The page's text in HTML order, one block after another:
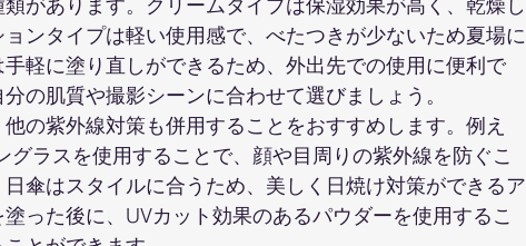
があります。クリームタイプは保湿効果が高く、乾燥し
ンタイプは軽い使用感で、べたつきが少ないため夏場に
軽に塗り直しができるため、外出先での使用に便利で
の肌質や撮影シーンに合わせて選びましょう。
の紫外線対策も併用することをおすすめします。例え
グラスを使用することで、顔や目周りの紫外線を防ぐこ
傘はスタイルに合うため、美しく日焼け対策ができるア
った後に、UVカット効果のあるパウダーを使用するこ